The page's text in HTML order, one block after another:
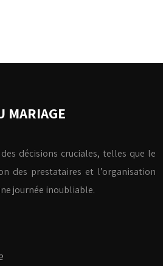
MARIAGE
décisions cruciales, telles que le
des prestataires et l’organisation
journée inoubliable.